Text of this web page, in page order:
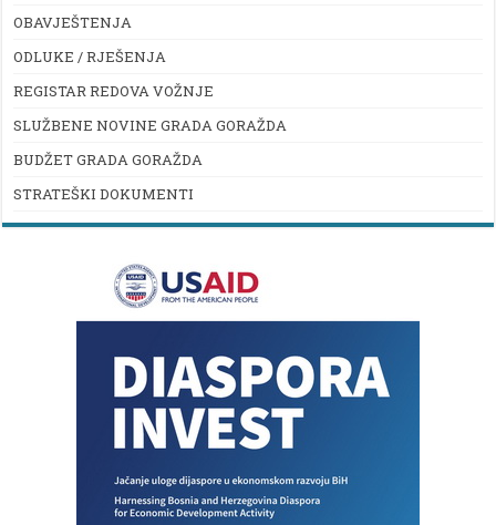
OBAVJEŠTENJA
ODLUKE / RJEŠENJA
REGISTAR REDOVA VOŽNJE
SLUŽBENE NOVINE GRADA GORAŽDA
BUDŽET GRADA GORAŽDA
STRATEŠKI DOKUMENTI